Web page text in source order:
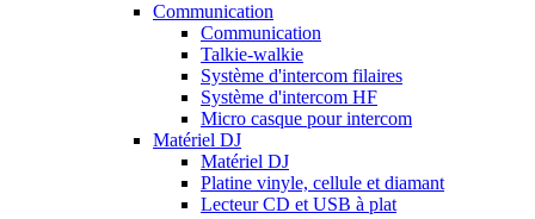
Communication
Communication
Talkie-walkie
Système d'intercom filaires
Système d'intercom HF
Micro casque pour intercom
Matériel DJ
Matériel DJ
Platine vinyle, cellule et diamant
Lecteur CD et USB à plat